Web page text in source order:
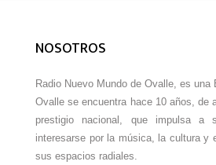
NOSOTROS
Radio Nuevo Mundo de Ovalle, es una
Ovalle se encuentra hace 10 años, de
prestigio nacional, que impulsa a
interesarse por la música, la cultura y
sus espacios radiales.